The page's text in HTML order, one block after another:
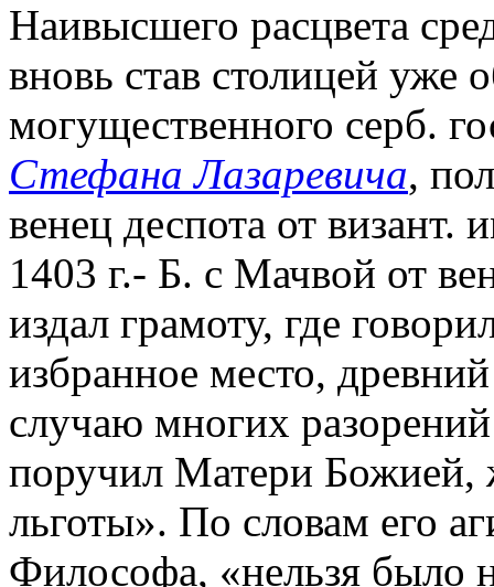
Наивысшего расцвета
вновь став столицей уже
могущественного серб.
Стефана Лазаревича,
венец деспота от визант.
1403 г.- Б. с Мачвой от
издал грамоту, где
избранное место,
случаю многих
поручил Матери Божией,
льготы». По словам его
Философа, «нельзя было